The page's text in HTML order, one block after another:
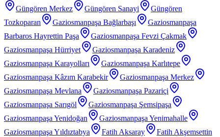
Güngören Merkez
Güngören Sanayi
Güngören
Tozkoparan
Gaziosmanpaşa Bağlarbaşı
Gaziosmanpaşa
Barbaros Hayrettin Paşa
Gaziosmanpaşa Fevzi Çakmak
Gaziosmanpaşa Hürriyet
Gaziosmanpaşa Karadeniz
Gaziosmanpaşa Karayolları
Gaziosmanpaşa Karlıtepe
Gaziosmanpaşa Kâzım Karabekir
Gaziosmanpaşa Merkez
Gaziosmanpaşa Mevlana
Gaziosmanpaşa Pazariçi
Gaziosmanpaşa Sarıgöl
Gaziosmanpaşa Şemsipaşa
Gaziosmanpaşa Yenidoğan
Gaziosmanpaşa Yenimahalle
Gaziosmanpaşa Yıldıztabya
Fatih Aksaray
Fatih Akşemsettin